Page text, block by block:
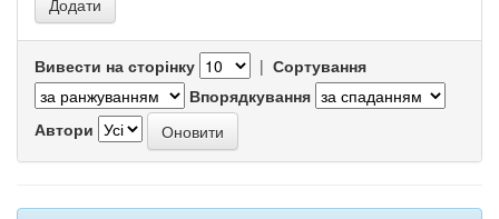
Вивести на сторінку | Сортування
Впорядкування
Автори